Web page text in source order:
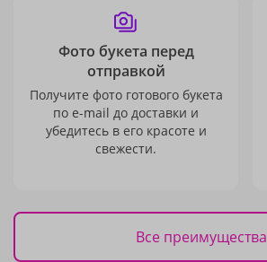
Фото букета перед
отправкой
Получите фото готового букета
по e-mail до доставки и
убедитесь в его красоте и
свежести.
Все преимущества